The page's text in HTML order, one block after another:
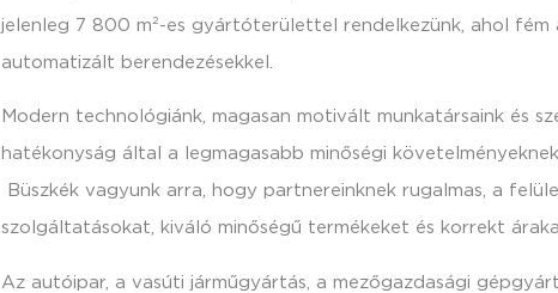
jelenleg 7 800 m²-es gyártóterülettel rendelkezünk, ahol
automatizált berendezésekkel.
Modern technológiánk, magasan motivált munkatársaink és
hatékonyság által a legmagasabb minőségi
Büszkék vagyunk arra, hogy partnereinknek rugalmas, a
szolgáltatásokat, kiváló minőségű termékeket és korrekt
Az autóipar, a vasúti járműgyártás, a mezőgazdasági